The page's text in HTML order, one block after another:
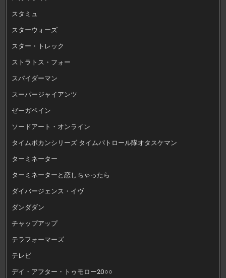
スタミュ
スターウォーズ
スター・トレック
ストラトス・フォー
スパイダーマン
スーパージャイアンツ
ゼーガペイン
ソードアート・オンライン
タイムボカンシリーズ タイムパトロール隊オタスケマン
ターミネーター
ターミネーターと恋しちゃったら
ダイバージェンス・イヴ
ダンダダン
チャップアップ
テラフォーマーズ
テレビ
デイ・アフター・トゥモロー20○○